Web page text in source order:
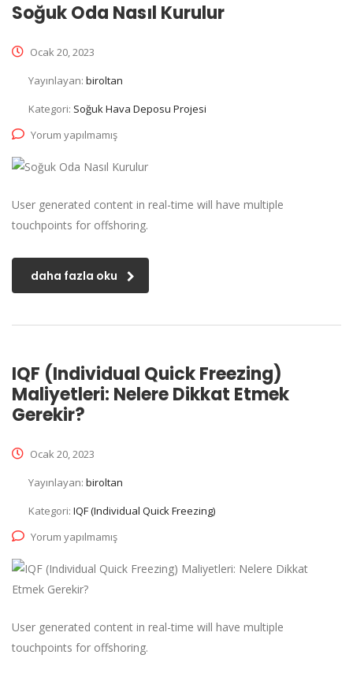
Soğuk Oda Nasıl Kurulur
Ocak 20, 2023
Yayınlayan: biroltan
Kategori: Soğuk Hava Deposu Projesi
Yorum yapılmamış
User generated content in real-time will have multiple
touchpoints for offshoring.
daha fazla oku
IQF (Individual Quick Freezing)
Maliyetleri: Nelere Dikkat Etmek
Gerekir?
Ocak 20, 2023
Yayınlayan: biroltan
Kategori: IQF (Individual Quick Freezing)
Yorum yapılmamış
User generated content in real-time will have multiple
touchpoints for offshoring.